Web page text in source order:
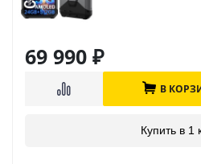
69 990 ₽
В
Купить в 1